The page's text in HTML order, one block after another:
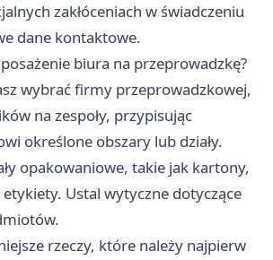
zakłóceniach w świadczeniu
dane kontaktowe.
biura na przeprowadzkę?
wybrać firmy przeprowadzkowej,
na zespoły, przypisując
określone obszary lub działy.
opakowaniowe, takie jak kartony,
Ustal wytyczne dotyczące
rzeczy, które należy najpierw